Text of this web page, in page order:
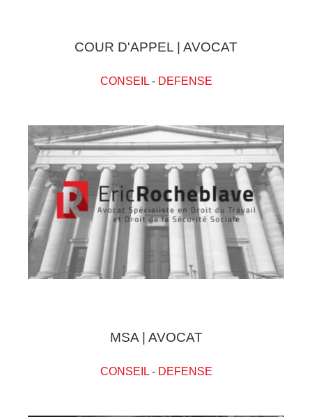
COUR D'APPEL | AVOCAT
CONSEIL- DEFENSE
MSA | AVOCAT
CONSEIL- DEFENSE